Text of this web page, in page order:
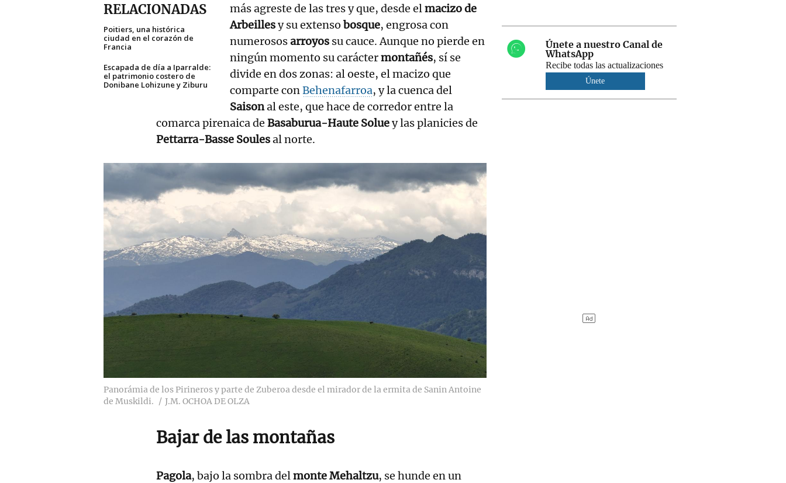
RELACIONADAS
Poitiers, una histórica
ciudad en el corazón de
Francia
Escapada de día a Iparralde:
el patrimonio costero de
Donibane Lohizune y Ziburu
más agreste de las tres y que, desde elmacizo de
Arbeillesy su extensobosque, engrosa con
numerososarroyos su cauce. Aunque no pierde en
ningún momento su caráctermontañés, sí se
divide en dos zonas: al oeste, el macizo que
comparte conBehenafarroa, y la cuenca del
Saisonal este, que hace de corredor entre la
comarca pirenaica de Basaburua-Haute Soluey las planicies de
Pettarra-Basse Soulesal norte.
Panorámia de los Pirineros y parte de Zuberoa desde el mirador de la ermita de Sanin Antoine
de Muskildi.
J.M. OCHOA DE OLZA
Bajar de las montañas
Pagola, bajo la sombra delmonte Mehaltzu, se hunde en un
Únete a nuestro Canal de
WhatsApp
Recibe todas las actualizaciones
Únete